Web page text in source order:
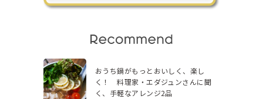
おうち鍋がもっとおいしく、楽し
く！ 料理家・エダジュンさんに聞
く、手軽なアレンジ2品